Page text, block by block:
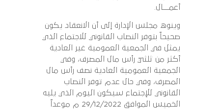
أعمـــال.
وينوه مجلس الإدارة إلى أن الانعقاد يكون
صحيحاً بتوفر النصاب القانوني للاجتماع الذي
يمثل في الجمعية العمومية غير العادية
أكثر من ثلثيّ رأس مال المصرف، وفي
الجمعية العمومية العادية نصف رأس مال
المصرف، وفي حال عدم توفر النصاب
القانوني للإجتماع سيكون اليوم الذي يليه
الخميس الموافق 29/12/2022 م موعداً